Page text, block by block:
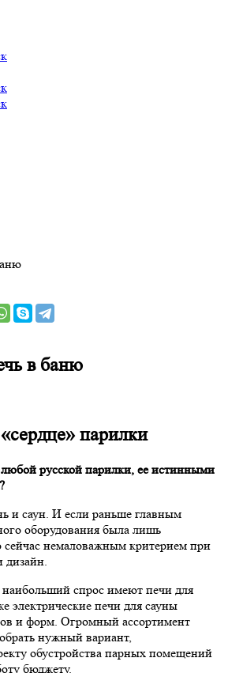
в баню
парилки
любой русской парилки, ее истинными
и саун. И если раньше главным
оборудования была лишь
сейчас немаловажным критерием при
дизайн.
спрос имеют печи для
электрические печи для сауны
и форм. Огромный ассортимент
нужный вариант,
обустройства парных помещений
бюджету.